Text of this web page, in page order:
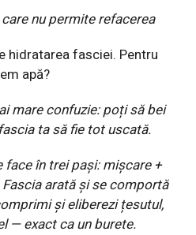
nu permite refacerea
hidratarea fasciei. Pentru
apă?
mare confuzie: poți să bei
ta să fie tot uscată.
în trei pași: mișcare +
arată și se comportă
și eliberezi țesutul,
— exact ca un burete.